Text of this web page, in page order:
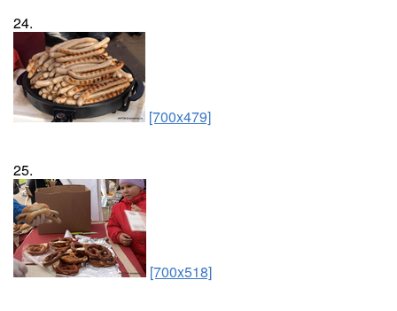
24.
[700x479]
25.
[700x518]